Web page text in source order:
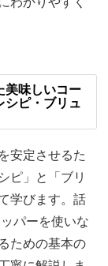
さを実感でき
美味しいコー
ピ・ブリュ
安定させるた
ピ」と「ブリ
学びます。話
パーを使いな
ための基本の